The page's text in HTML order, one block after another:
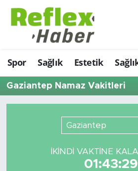
Spor Sağlık Estetik
Gaziantep Namaz Vakitleri
Gaziantep
İKINDI VAKTİNE
01:43:29
Eğitim
Estetik
Firmalardan
Moda-Magazin-Eğlence
Nöbetçi Eczaneler
Hava Durumu
Namaz Vakitleri
Tüm Manşetler